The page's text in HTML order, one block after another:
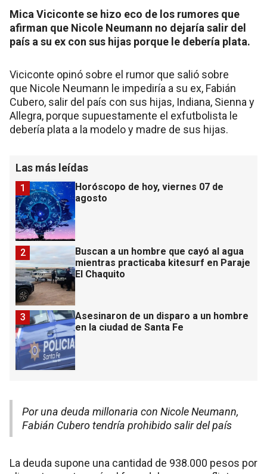
Mica Viciconte se hizo eco de los rumores que
afirman que Nicole Neumann no dejaría salir del
país a su ex con sus hijas porque le debería plata.
Viciconte opinó sobre el rumor que salió sobre
que Nicole Neumann le impediría a su ex, Fabián
Cubero, salir del país con sus hijas, Indiana, Sienna y
Allegra, porque supuestamente el exfutbolista le
debería plata a la modelo y madre de sus hijas.
Las más leídas
Horóscopo de hoy, viernes 07 de
agosto
1
Buscan a un hombre que cayó al agua
mientras practicaba kitesurf en Paraje
El Chaquito
2
Asesinaron de un disparo a un hombre
en la ciudad de Santa Fe
3
Por una deuda millonaria con Nicole Neumann,
Fabián Cubero tendría prohibido salir del país
La deuda supone una cantidad de 938.000 pesos por